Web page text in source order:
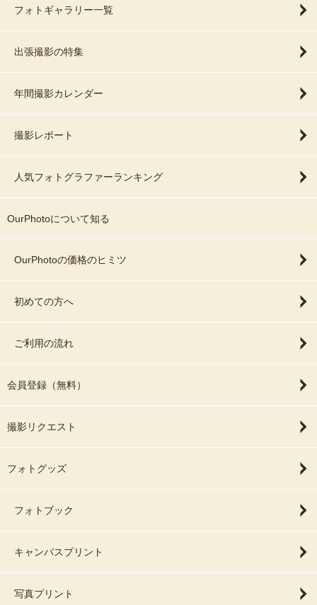
フォトギャラリー一覧
出張撮影の特集
年間撮影カレンダー
撮影レポート
人気フォトグラファーランキング
OurPhotoについて知る
OurPhotoの価格のヒミツ
初めての方へ
ご利用の流れ
会員登録（無料）
撮影リクエスト
フォトグッズ
フォトブック
キャンバスプリント
写真プリント